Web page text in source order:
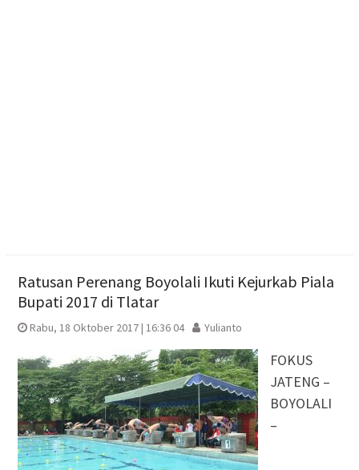
Ratusan Perenang Boyolali Ikuti Kejurkab Piala
Bupati 2017 di Tlatar
Rabu, 18 Oktober 2017 | 16:36 04 Yulianto
FOKUS
JATENG –
BOYOLALI
–